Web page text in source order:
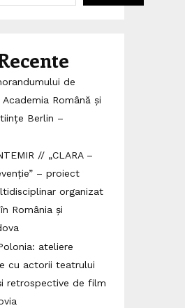
de
Română și
Berlin –
// „CLARA –
– proiect
organizat
România și
ateliere
cu actorii teatrului
retrospective de film